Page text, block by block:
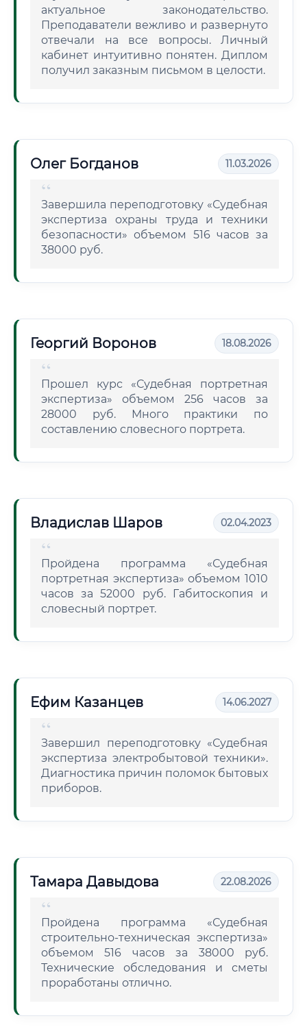
актуальное законодательство.
Преподаватели вежливо и развернуто
отвечали на все вопросы. Личный
кабинет интуитивно понятен. Диплом
получил заказным письмом в целости.
Олег Богданов 11.03.2026
Завершила переподготовку «Судебная
экспертиза охраны труда и техники
безопасности» объемом 516 часов за
38000 руб.
Георгий Воронов 18.08.2026
Прошел курс «Судебная портретная
экспертиза» объемом 256 часов за
28000 руб. Много практики по
составлению словесного портрета.
Владислав Шаров 02.04.2023
Пройдена программа «Судебная
портретная экспертиза» объемом 1010
часов за 52000 руб. Габитоскопия и
словесный портрет.
Ефим Казанцев 14.06.2027
Завершил переподготовку «Судебная
экспертиза электробытовой техники».
Диагностика причин поломок бытовых
приборов.
Тамара Давыдова 22.08.2026
Пройдена программа «Судебная
строительно-техническая экспертиза»
объемом 516 часов за 38000 руб.
Технические обследования и сметы
проработаны отлично.